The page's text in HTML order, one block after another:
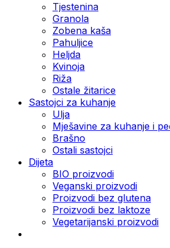
Tjestenina
Granola
Zobena kaša
Pahuljice
Heljda
Kvinoja
Riža
Ostale žitarice
Sastojci za kuhanje
Ulja
Mješavine za kuhanje i
Brašno
Ostali sastojci
Dijeta
BIO proizvodi
Veganski proizvodi
Proizvodi bez glutena
Proizvodi bez laktoze
Vegetarijanski proizvodi